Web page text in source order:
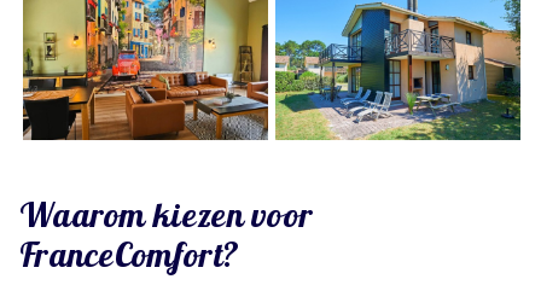
Waarom kiezen voor
FranceComfort?